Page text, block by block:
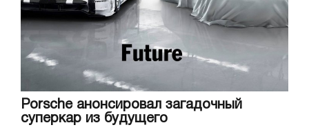
Porsche анонсировал загадочный
суперкар из будущего